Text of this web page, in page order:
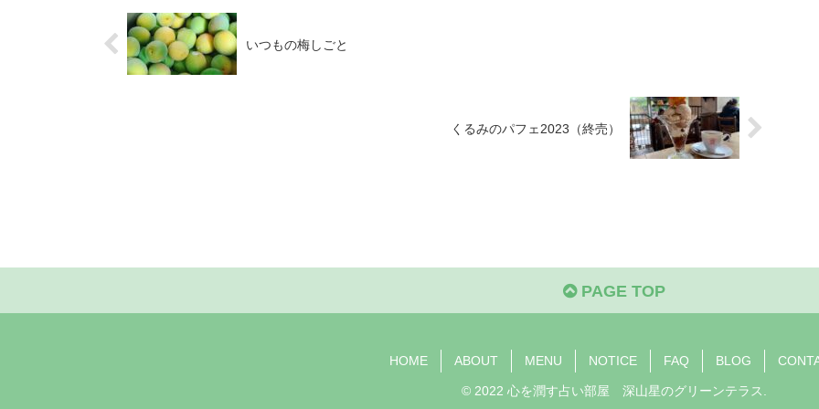
いつもの梅しごと
くるみのパフェ2023（終売）
PAGE TOP
HOME ABOUT MENU NOTICE FAQ BLOG
© 2022 心を潤す占い部屋 深山星のグリーンテラス.